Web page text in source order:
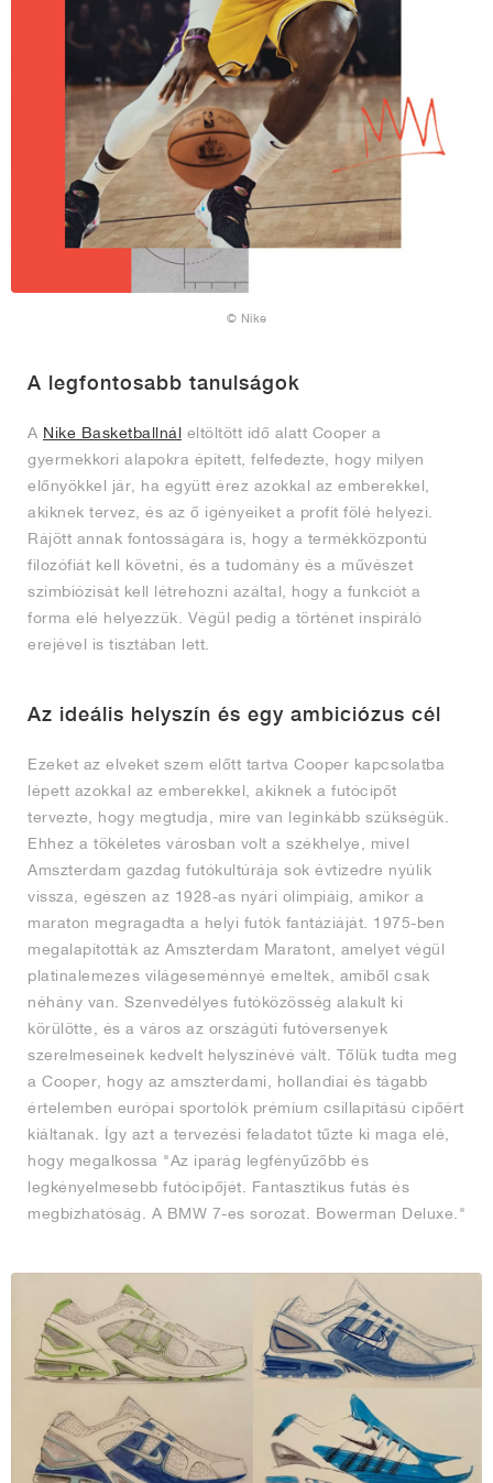
© Nike
A legfontosabb tanulságok
A Nike Basketballnál eltöltött idő alatt Cooper a
gyermekkori alapokra épített, felfedezte, hogy milyen
előnyökkel jár, ha együtt érez azokkal az emberekkel,
akiknek tervez, és az ő igényeiket a profit fölé helyezi.
Rájött annak fontosságára is, hogy a termékközpontú
filozófiát kell követni, és a tudomány és a művészet
szimbiózisát kell létrehozni azáltal, hogy a funkciót a
forma elé helyezzük. Végül pedig a történet inspiráló
erejével is tisztában lett.
Az ideális helyszín és egy ambiciózus cél
Ezeket az elveket szem előtt tartva Cooper kapcsolatba
lépett azokkal az emberekkel, akiknek a futócipőt
tervezte, hogy megtudja, mire van leginkább szükségük.
Ehhez a tökéletes városban volt a székhelye, mivel
Amszterdam gazdag futókultúrája sok évtizedre nyúlik
vissza, egészen az 1928-as nyári olimpiáig, amikor a
maraton megragadta a helyi futók fantáziáját. 1975-ben
megalapították az Amszterdam Maratont, amelyet végül
platinalemezes világeseménnyé emeltek, amiből csak
néhány van. Szenvedélyes futóközösség alakult ki
körülötte, és a város az országúti futóversenyek
szerelmeseinek kedvelt helyszínévé vált. Tőlük tudta meg
a Cooper, hogy az amszterdami, hollandiai és tágabb
értelemben európai sportolók prémium csillapítású cipőért
kiáltanak. Így azt a tervezési feladatot tűzte ki maga elé,
hogy megalkossa "Az iparág legfényűzőbb és
legkényelmesebb futócipőjét. Fantasztikus futás és
megbízhatóság. A BMW 7-es sorozat. Bowerman Deluxe."